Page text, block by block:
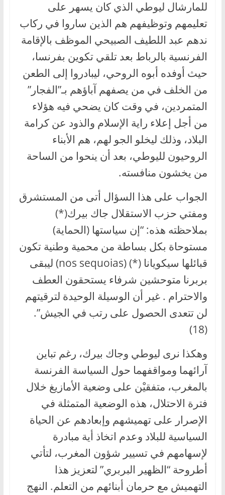
للمارشال ليوطي الذي كان يسهر على
تعليمهم وتوظيفهم هم الذين ساروا في ركاب
ندهم عبد اللطيف الصبيحي الموظف بالإقامة
الفرنسية بالرباط بعد تلقي تكوين بفرنسا،
حيث أوفده أبوه الروحي، ليبادروا إلى الطعن
من الخلف في من يصفهم آباؤهم بـ”الفجار”
المتمردين، في وقت كان يضحي فيه هؤلاء
من أجل إعلاء راية الإسلام والذود عن كرامة
البلاد، وذلك ليخلو الجو لهم، هم الأبناء
الروحيون لليوطي، بعد أن ينحوا من الساحة
من يخشون منافسته.
الجواب على هذا السؤال أتى من المستشرق
ومفتي حزب الاستقلال جاك بيرك(*)
بملاحظته هذه: “إن سياستها (الحماية)
مستوحاة بكل بساطة من محمية وطنية تكون
قبائلها سيكويانا (*) (nos sequoias) ليبقى
بربرنا متوحشين شرفاء يستحقون العطف
والاحترام . غير أن الوسيلة الوحيدة لترقيتهم
لن تتعدى الحصول على رتب في الجيش”.
(18)
وهكذا نرى ليوطي وجاك بيرك، رغم تباين
آرائهما ومواقفهما حول السياسة الفرنسة
بالمغرب، متفقيْن على وضعية الأمازيغ خلال
فترة الاحتلال، هذه الوضعية المتمثلة في
الإصرار على تهميشهم وإبعادهم عن الحياة
السياسية للبلاد وعدم اتخاذ أية مبادرة
لإسهامهم في تسيير شؤون المغرب، لتأتي
أطروحة “الظهير البربري” لتعزيز هذا
التهميش مع حرمان أبنائهم من التعلم. النهج